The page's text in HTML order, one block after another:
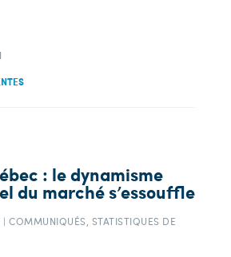
: le dynamisme
du marché s’essouffle
| COMMUNIQUÉS, STATISTIQUES DE